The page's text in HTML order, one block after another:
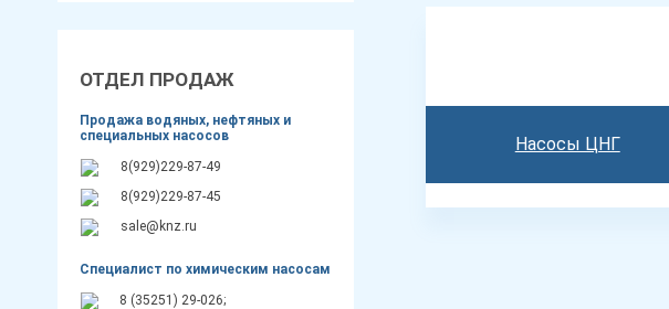
ОТДЕЛ ПРОДАЖ
Продажа водяных, нефтяных и
специальных насосов
8(929)229-87-49
8(929)229-87-45
sale@knz.ru
Специалист по химическим насосам
8 (35251) 29-026;
Насосы ЦНГ